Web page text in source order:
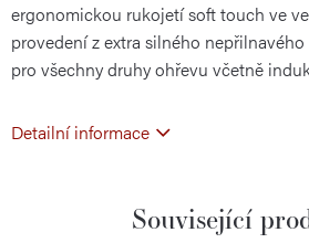
ergonomickou rukojetí soft touch ve
provedení z extra silného
pro všechny druhy ohřevu včetně
Detailní informace
Související